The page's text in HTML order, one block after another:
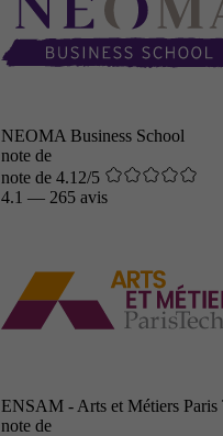
NEOMA Business School
note de
note de 4.12/5
4.1 — 265 avis
ENSAM - Arts et Métiers Paris
note de